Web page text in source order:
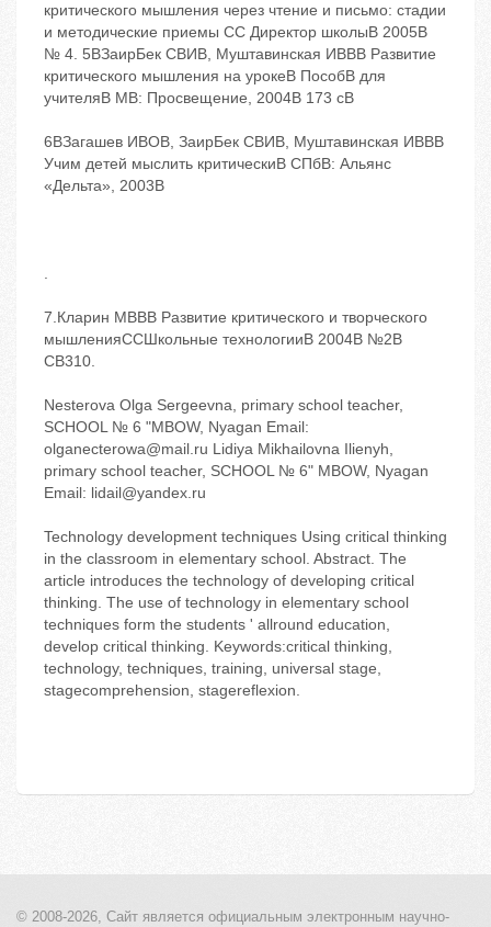
критического мышления через чтение и письмо: стадии
и методические приемы CC Директор школыB 2005B
№ 4. 5BЗаирБек СBИB, Муштавинская ИBВB Развитие
критического мышления на урокеB ПособB для
учителяB МB: Просвещение, 2004B 173 cB
6BЗагашев ИBОB, ЗаирБек СBИB, Муштавинская ИBВB
Учим детей мыслить критическиB СПбB: Альянс
«Дельта», 2003B
.
7.Кларин МBВB Развитие критического и творческого
мышленияCCШкольные технологииB 2004B №2B
CB310.
Nesterova Olga Sergeevna, primary school teacher,
SCHOOL № 6 "MBOW, Nyagan Email:
olganecterowa@mail.ru Lidiya Mikhailovna Ilienyh,
primary school teacher, SCHOOL № 6" MBOW, Nyagan
Email: lidail@yandex.ru
Technology development techniques Using critical thinking
in the classroom in elementary school. Abstract. The
article introduces the technology of developing critical
thinking. The use of technology in elementary school
techniques form the students ' allround education,
develop critical thinking. Keywords:critical thinking,
technology, techniques, training, universal stage,
stagecomprehension, stagereflexion.
© 2008-2026, Сайт является официальным электронным научно-